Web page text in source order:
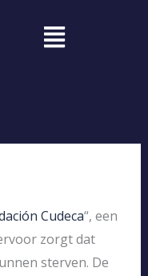
Menu
Cudeca“, een
zorgt dat
sterven. De